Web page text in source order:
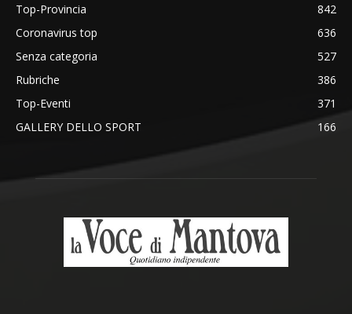
Top-Provincia
842
Coronavirus top
636
Senza categoria
527
Rubriche
386
Top-Eventi
371
GALLERY DELLO SPORT
166